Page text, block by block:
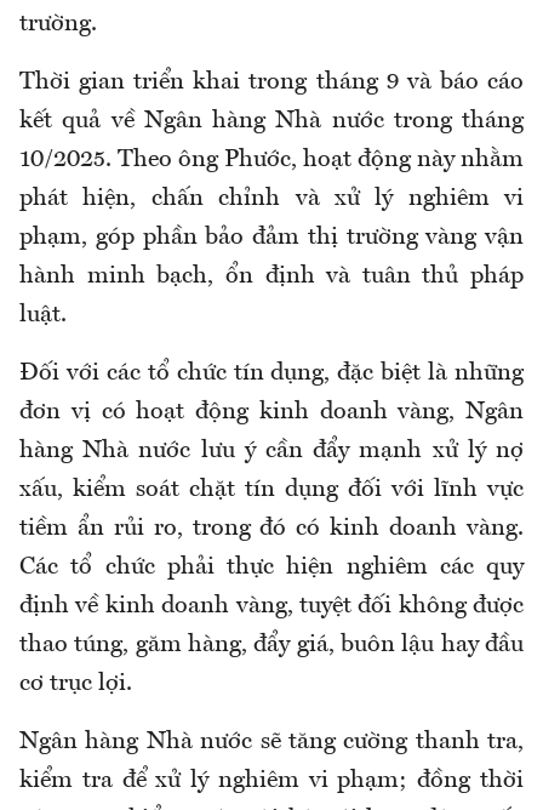
trường.
Thời gian triển khai trong tháng 9 và báo cáo
kết quả về Ngân hàng Nhà nước trong tháng
10/2025. Theo ông Phước, hoạt động này nhằm
phát hiện, chấn chỉnh và xử lý nghiêm vi
phạm, góp phần bảo đảm thị trường vàng vận
hành minh bạch, ổn định và tuân thủ pháp
luật.
Đối với các tổ chức tín dụng, đặc biệt là những
đơn vị có hoạt động kinh doanh vàng, Ngân
hàng Nhà nước lưu ý cần đẩy mạnh xử lý nợ
xấu, kiểm soát chặt tín dụng đối với lĩnh vực
tiềm ẩn rủi ro, trong đó có kinh doanh vàng.
Các tổ chức phải thực hiện nghiêm các quy
định về kinh doanh vàng, tuyệt đối không được
thao túng, găm hàng, đẩy giá, buôn lậu hay đầu
cơ trục lợi.
Ngân hàng Nhà nước sẽ tăng cường thanh tra,
kiểm tra để xử lý nghiêm vi phạm; đồng thời